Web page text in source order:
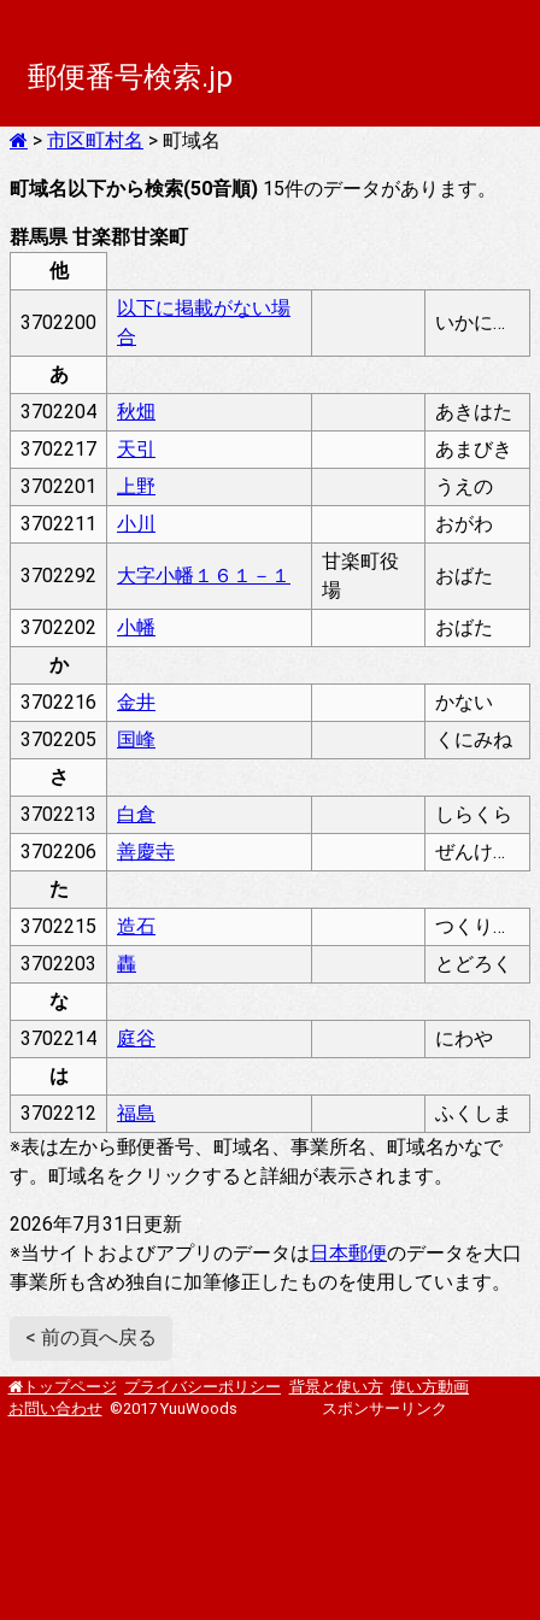
郵便番号検索.jp
> 市区町村名 > 町域名
町域名以下から検索(50音順) 15件のデータがあります。
群馬県 甘楽郡甘楽町
他
3702200
以下に掲載がない場
合
いかにけいさいがないばあい
あ
3702204
秋畑
あきはた
3702217
天引
あまびき
3702201
上野
うえの
3702211
小川 おがわ
3702292 大字小幡１６１－１
甘楽町役
場
おばた
3702202 小幡
おばた
か
3702216
金井
かない
3702205
国峰
くにみね
さ
3702213
白倉
しらくら
3702206
善慶寺
ぜんけいじ
た
3702215
造石
つくりいし
3702203
轟
とどろく
な
3702214
庭谷
にわや
は
3702212
福島
ふくしま
※表は左から郵便番号、町域名、事業所名、町域名かなで
す。町域名をクリックすると詳細が表示されます。
2026年7月31日更新
※当サイトおよびアプリのデータは日本郵便のデータを大口
事業所も含め独自に加筆修正したものを使用しています。
< 前の頁へ戻る
トップページ プライバシーポリシー 背景と使い方 使い方動画
お問い合わせ ©2017 YuuWoods スポンサーリンク